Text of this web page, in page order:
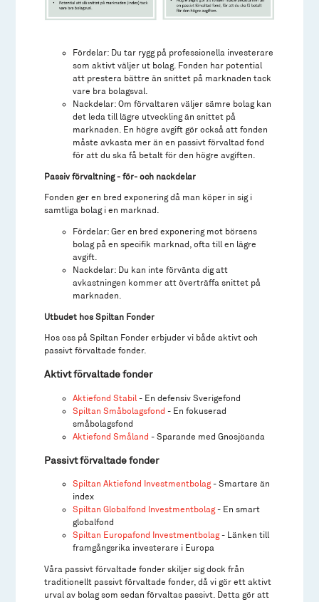
Fördelar: Du tar rygg på professionella investerare
som aktivt väljer ut bolag. Fonden har potential
att prestera bättre än snittet på marknaden tack
vare bra bolagsval.
Nackdelar: Om förvaltaren väljer sämre bolag kan
det leda till lägre utveckling än snittet på
marknaden. En högre avgift gör också att fonden
måste avkasta mer än en passivt förvaltad fond
för att du ska få betalt för den högre avgiften.
Passiv förvaltning - för- och nackdelar
Fonden ger en bred exponering då man köper in sig i
samtliga bolag i en marknad.
Fördelar: Ger en bred exponering mot börsens
bolag på en specifik marknad, ofta till en lägre
avgift.
Nackdelar: Du kan inte förvänta dig att
avkastningen kommer att överträffa snittet på
marknaden.
Utbudet hos Spiltan Fonder
Hos oss på Spiltan Fonder erbjuder vi både aktivt och
passivt förvaltade fonder.
Aktivt förvaltade fonder
Aktiefond Stabil - En defensiv Sverigefond
Spiltan Småbolagsfond - En fokuserad
småbolagsfond
Aktiefond Småland - Sparande med Gnosjöanda
Passivt förvaltade fonder
Spiltan Aktiefond Investmentbolag- Smartare än
index
Spiltan Globalfond Investmentbolag- En smart
globalfond
Spiltan Europafond Investmentbolag- Länken till
framgångsrika investerare i Europa
Våra passivt förvaltade fonder skiljer sig dock från
traditionellt passivt förvaltade fonder, då vi gör ett aktivt
urval av bolag som sedan förvaltas passivt. Detta gör att